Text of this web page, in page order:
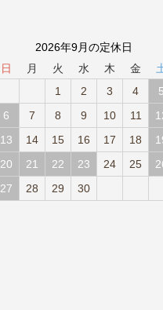
2026年9月の定休日
日
月 火 水 木 金
1
2 3 4
5
6
7 8 9 10 11
13
14 15 16 17 18
20
21 22 23 24 25
27
28 29 30